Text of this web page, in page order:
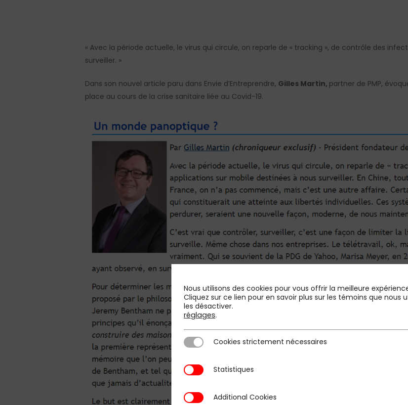
« Avec la période actuelle, le virus qui circule, on reparle de « tracking », de contrôle des
surveiller. »
Dans son nouvel article paru dans Envie d’Entreprendre, Gilles Martin, partner de PMP,
place au cours de la crise sanitaire liée au Covid-19.
Nous utilisons des cookies pour vous offrir la meilleure
Cliquez sur ce lien pour en savoir plus sur les témoins que nous
les désactiver.
réglages.
Cookies strictement nécessaires
Cookies strictement nécessaires
StatistiquesStatistiques
Additional Cookies
Additional Cookies